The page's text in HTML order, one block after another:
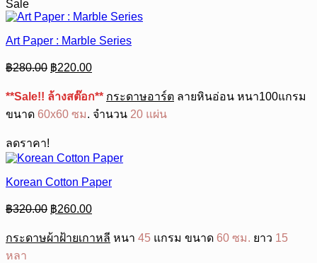
Sale
Art Paper : Marble Series
฿280.00 Original
price
was:
฿220.00Current
price
is:
฿220.00.
**Sale!! ล้างสต๊อก** กระดาษอาร์ต ลายหินอ่อน หนา100แกรม
ขนาด 60x60 ซม. จำนวน 20 แผ่น
ลดราคา!
Korean Cotton Paper
฿320.00 Original
price
was:
฿320.00.
฿260.00Current
price
฿260.00.
กระดาษผ้าฝ้ายเกาหลี หนา 45 แกรม ขนาด 60 ซม. ยาว 15
หลา